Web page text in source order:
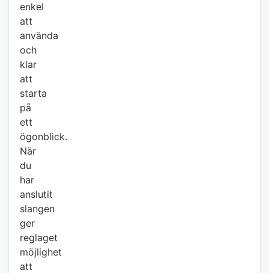
enkel
att
använda
och
klar
att
starta
på
ett
ögonblick.
När
du
har
anslutit
slangen
ger
reglaget
möjlighet
att